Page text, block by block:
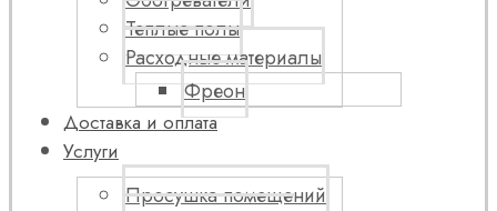
Теплые полы
Расходные материалы
Фреон
Доставка и оплата
Услуги
Просушка помещений